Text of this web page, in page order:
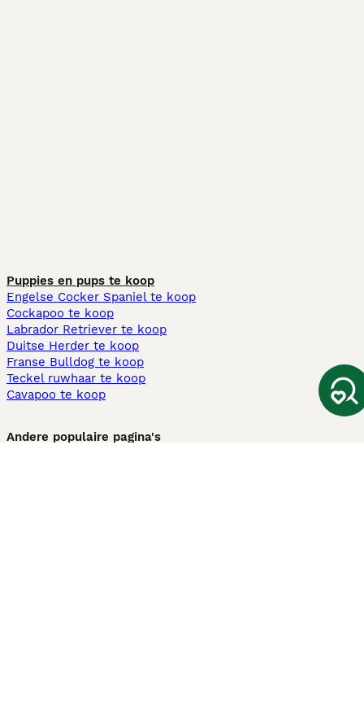
Puppies en pups te koop
Engelse Cocker Spaniel te koop
Cockapoo te koop
Labrador Retriever te koop
Duitse Herder te koop
Franse Bulldog te koop
Teckel ruwhaar te koop
Cavapoo te koop
Andere populaire pagina's